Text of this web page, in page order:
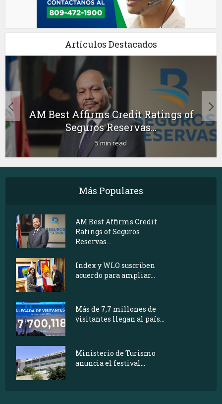
Artículos Destacados
AM Best Affirms Credit Ratings of
Seguros Reservas...
5 min read
Más Populares
AM Best Affirms Credit
Ratings of Seguros
Reservas...
Index y WLO suscriben
acuerdo para ampliar...
Más de 7,7 millones de
visitantes llegan al país...
Ministerio de Turismo
anuncia el festival...